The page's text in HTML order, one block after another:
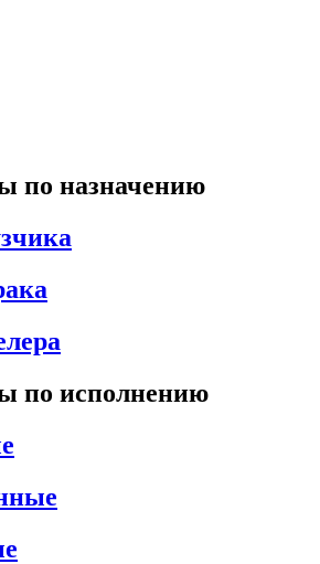
по назначению
по исполнению